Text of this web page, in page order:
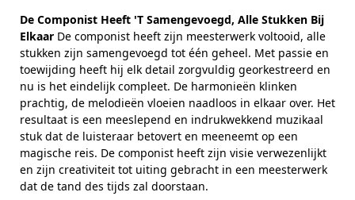
De Componist Heeft 'T Samengevoegd, Alle Stukken Bij
Elkaar De componist heeft zijn meesterwerk voltooid, alle
stukken zijn samengevoegd tot één geheel. Met passie en
toewijding heeft hij elk detail zorgvuldig georkestreerd en
nu is het eindelijk compleet. De harmonieën klinken
prachtig, de melodieën vloeien naadloos in elkaar over. Het
resultaat is een meeslepend en indrukwekkend muzikaal
stuk dat de luisteraar betovert en meeneemt op een
magische reis. De componist heeft zijn visie verwezenlijkt
en zijn creativiteit tot uiting gebracht in een meesterwerk
dat de tand des tijds zal doorstaan.